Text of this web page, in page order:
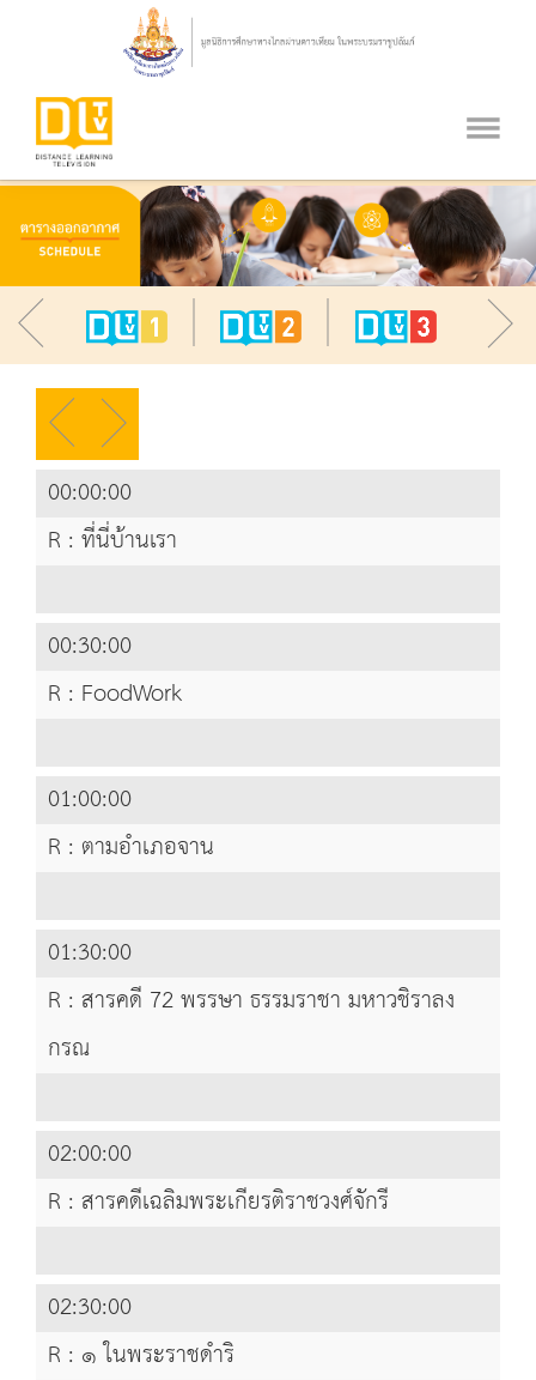
00:00:00
R : ที่นี่บ้านเรา
00:30:00
R : FoodWork
01:00:00
R : ตามอำเภอจาน
01:30:00
R : สารคดี 72 พรรษา ธรรมราชา มหาวชิราลง
กรณ
02:00:00
R : สารคดีเฉลิมพระเกียรติราชวงศ์จักรี
02:30:00
R : ๑ ในพระราชดำริ